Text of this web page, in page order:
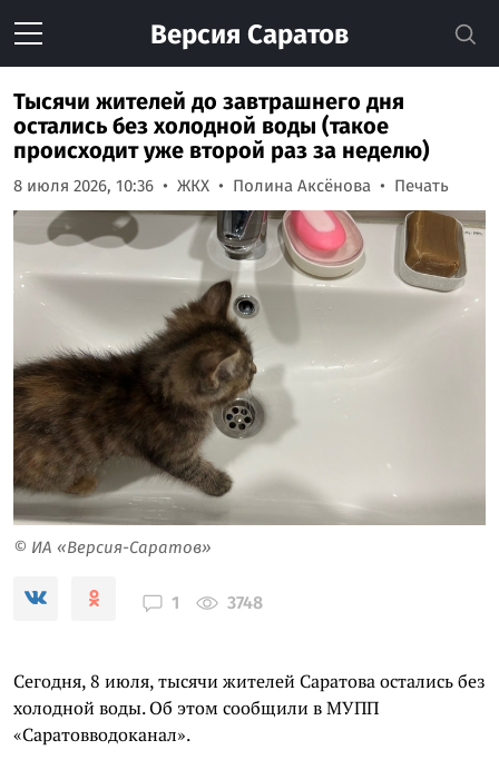
Версия Саратов
Тысячи жителей до завтрашнего дня
остались без холодной воды (такое
происходит уже второй раз за неделю)
8 июля 2026, 10:36 ЖКХ Полина Аксёнова Печать
© ИА «Версия-Саратов»
1 3748
Сегодня, 8 июля, тысячи жителей Саратова остались без
холодной воды. Об этом сообщили в МУПП
«Саратовводоканал».